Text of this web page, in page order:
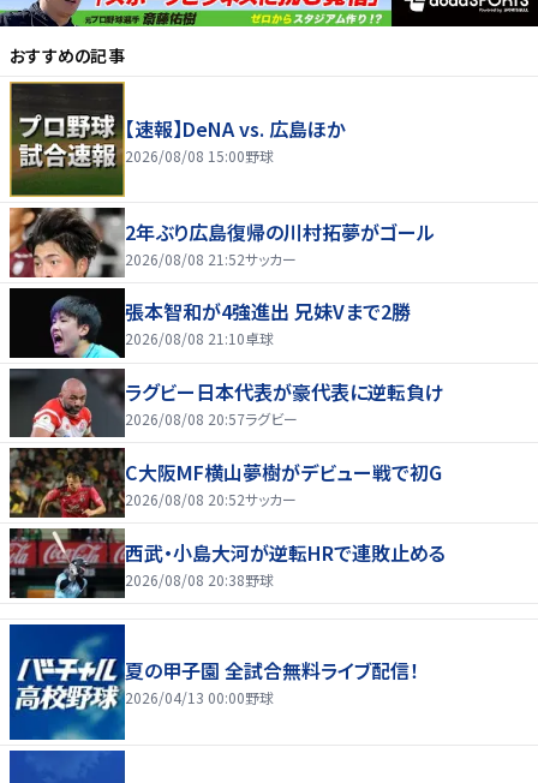
おすすめの記事
【速報】DeNA vs. 広島ほか
2026/08/08 15:00野球
2年ぶり広島復帰の川村拓夢がゴール
2026/08/08 21:52サッカー
張本智和が4強進出 兄妹Vまで2勝
2026/08/08 21:10卓球
ラグビー日本代表が豪代表に逆転負け
2026/08/08 20:57ラグビー
C大阪MF横山夢樹がデビュー戦で初G
2026/08/08 20:52サッカー
西武・小島大河が逆転HRで連敗止める
2026/08/08 20:38野球
夏の甲子園 全試合無料ライブ配信！
2026/04/13 00:00野球